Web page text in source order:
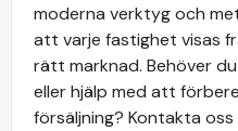
moderna verktyg och
att varje fastighet visas
rätt marknad. Behöver
eller hjälp med att
försäljning? Kontakta